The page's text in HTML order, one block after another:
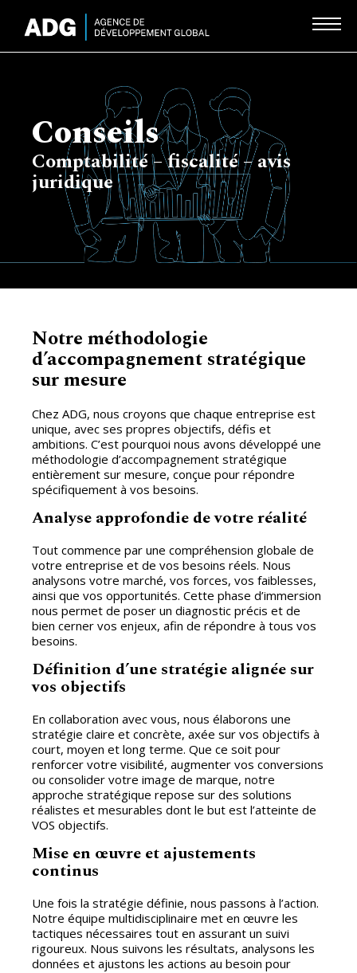
Conseils
Comptabilité – fiscalité – avis
juridique
Notre méthodologie
d’accompagnement stratégique
sur mesure
Chez ADG, nous croyons que chaque entreprise est
unique, avec ses propres objectifs, défis et
ambitions. C’est pourquoi nous avons développé une
méthodologie d’accompagnement stratégique
entièrement sur mesure, conçue pour répondre
spécifiquement à vos besoins.
Analyse approfondie de votre réalité
Tout commence par une compréhension globale de
votre entreprise et de vos besoins réels. Nous
analysons votre marché, vos forces, vos faiblesses,
ainsi que vos opportunités. Cette phase d’immersion
nous permet de poser un diagnostic précis et de
bien cerner vos enjeux, afin de répondre à tous vos
besoins.
Définition d’une stratégie alignée sur
vos objectifs
En collaboration avec vous, nous élaborons une
stratégie claire et concrète, axée sur vos objectifs à
court, moyen et long terme. Que ce soit pour
renforcer votre visibilité, augmenter vos conversions
ou consolider votre image de marque, notre
approche stratégique repose sur des solutions
réalistes et mesurables dont le but est l’atteinte de
VOS objectifs.
Mise en œuvre et ajustements
continus
Une fois la stratégie définie, nous passons à l’action.
Notre équipe multidisciplinaire met en œuvre les
tactiques nécessaires tout en assurant un suivi
rigoureux. Nous suivons les résultats, analysons les
données et ajustons les actions au besoin pour